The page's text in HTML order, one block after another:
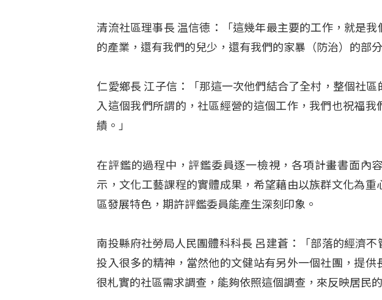
清流社區理事長 温信德：「這幾年最主要的工作，就是
的產業，還有我們的兒少，還有我們的家暴（防治）的部
仁愛鄉長 江子信：「那這一次他們結合了全村，整個社
入這個我們所謂的，社區經營的這個工作，我們也祝福
績。」
在評鑑的過程中，評鑑委員逐一檢視，各項計畫書面內
示，文化工藝課程的實體成果，希望藉由以族群文化為
區發展特色，期許評鑑委員能產生深刻印象。
南投縣府社勞局人民團體科科長 呂建蒼：「部落的經濟
投入很多的精神，當然他的文健站有另外一個社團，提
很札實的社區需求調查，能夠依照這個調查，來反映居民